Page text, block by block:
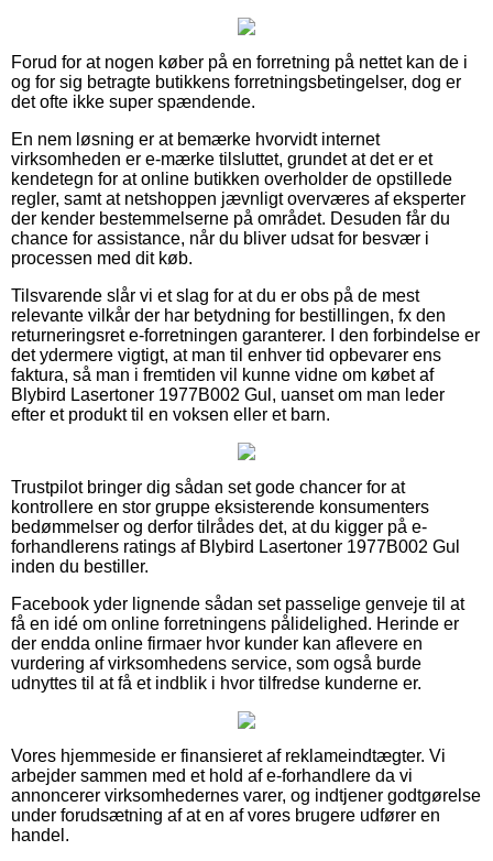
Forud for at nogen køber på en forretning på nettet kan de i
og for sig betragte butikkens forretningsbetingelser, dog er
det ofte ikke super spændende.
En nem løsning er at bemærke hvorvidt internet
virksomheden er e-mærke tilsluttet, grundet at det er et
kendetegn for at online butikken overholder de opstillede
regler, samt at netshoppen jævnligt overværes af eksperter
der kender bestemmelserne på området. Desuden får du
chance for assistance, når du bliver udsat for besvær i
processen med dit køb.
Tilsvarende slår vi et slag for at du er obs på de mest
relevante vilkår der har betydning for bestillingen, fx den
returneringsret e-forretningen garanterer. I den forbindelse er
det ydermere vigtigt, at man til enhver tid opbevarer ens
faktura, så man i fremtiden vil kunne vidne om købet af
Blybird Lasertoner 1977B002 Gul, uanset om man leder
efter et produkt til en voksen eller et barn.
Trustpilot bringer dig sådan set gode chancer for at
kontrollere en stor gruppe eksisterende konsumenters
bedømmelser og derfor tilrådes det, at du kigger på e-
forhandlerens ratings af Blybird Lasertoner 1977B002 Gul
inden du bestiller.
Facebook yder lignende sådan set passelige genveje til at
få en idé om online forretningens pålidelighed. Herinde er
der endda online firmaer hvor kunder kan aflevere en
vurdering af virksomhedens service, som også burde
udnyttes til at få et indblik i hvor tilfredse kunderne er.
Vores hjemmeside er finansieret af reklameindtægter. Vi
arbejder sammen med et hold af e-forhandlere da vi
annoncerer virksomhedernes varer, og indtjener godtgørelse
under forudsætning af at en af vores brugere udfører en
handel.